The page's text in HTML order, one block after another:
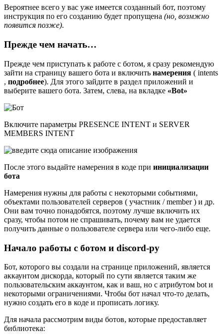
Вероятнее всего у вас уже имеется созданный бот, поэтому
инструкция по его созданию будет пропущена (но, возмжно
появится позже).
Прежде чем начать…
Прежде чем приступать к работе с ботом, я сразу рекомендую
зайти на страницу вашего бота и включить намерения ( intents
, подробнее). Для этого зайдите в раздел приложений и
выберите вашего бота. Затем, слева, на вкладке «Bot»
Включите параметры PRESENCE INTENT и SERVER
MEMBERS INTENT
После этого выдайте намерения в коде при инициализации
бота
Намерения нужны для работы с некоторыми событиями,
объектами пользователей серверов ( участник / member ) и др.
Они вам точно понадобятся, поэтому лучше включить их
сразу, чтобы потом не спрашивать, почему вам не удается
получить данные о пользователе сервера или чего-либо еще.
Начало работы с ботом и discord-py
Бот, которого вы создали на странице приложений, является
аккаунтом дискорда, который по сути является таким же
пользовательским аккаунтом, как и ваш, но с атрибутом bot и
некоторыми ограничениями. Чтобы бот начал что-то делать,
нужно создать его в коде и прописать логику.
Для начала рассмотрим виды ботов, которые предоставляет
библиотека: